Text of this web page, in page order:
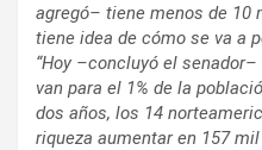
agregó– tiene menos de 10
tiene idea de cómo se va a
“Hoy –concluyó el
van para el 1% de la
dos años, los 14
riqueza aumentar en 157